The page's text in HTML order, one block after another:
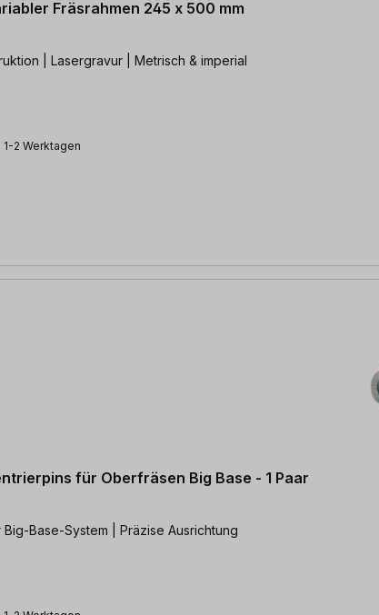
Fräsrahmen 245 x 500 mm
| Lasergravur | Metrisch & imperial
2 Werktagen
für Oberfräsen Big Base - 1 Paar
Base-System | Präzise Ausrichtung